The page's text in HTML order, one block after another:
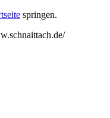
springen.